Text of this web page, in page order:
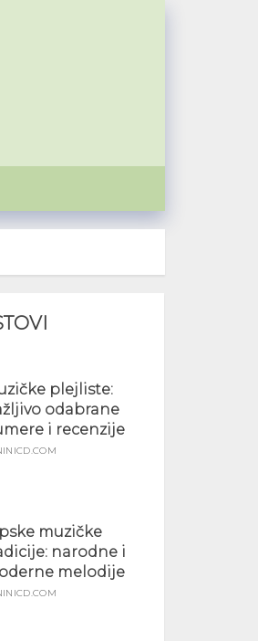
plejliste:
odabrane
i recenzije
muzičke
narodne i
melodije